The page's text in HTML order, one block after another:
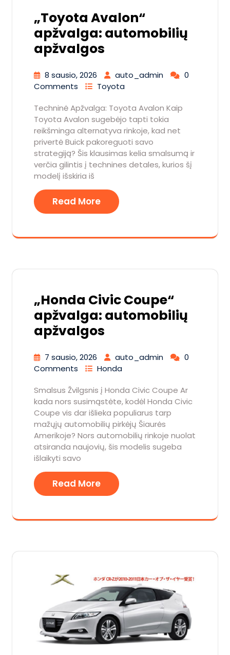
„Toyota Avalon“
apžvalga: automobilių
apžvalgos
8 sausio, 2026 auto_admin
0
Comments
Toyota
Techninė Apžvalga: Toyota Avalon Kaip
Toyota Avalon sugebėjo tapti tokia
reikšminga alternatyva rinkoje, kad net
privertė Buick pakoreguoti savo
strategiją? Šis klausimas kelia smalsumą ir
verčia gilintis į technines detales, kurios šį
modelį išskiria iš
Read More
„Honda Civic Coupe“
apžvalga: automobilių
apžvalgos
7 sausio, 2026 auto_admin
0
Comments
Honda
Smalsus Žvilgsnis į Honda Civic Coupe Ar
kada nors susimąstėte, kodėl Honda Civic
Coupe vis dar išlieka populiarus tarp
mažųjų automobilių pirkėjų Šiaurės
Amerikoje? Nors automobilių rinkoje nuolat
atsiranda naujovių, šis modelis sugeba
išlaikyti savo
Read More